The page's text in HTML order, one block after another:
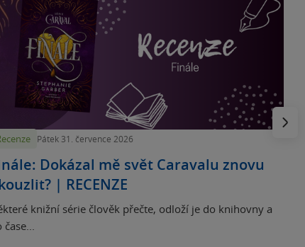
Pátek 31. července 2026
Dokázal mě svět Caravalu znovu
| RECENZE
knižní série člověk přečte, odloží je do knihovny a